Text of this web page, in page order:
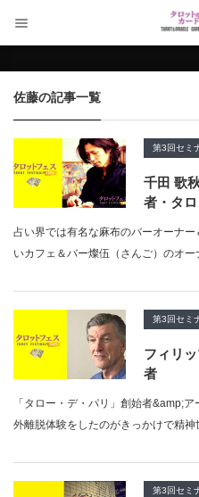
佐藤の記事一覧
第3回セミ
千田 歌
者・タ
占い界では有名な麻布のバーオーナ
いカフェ＆バー燦伍（さんご）のオ
第3回セミ
フィリ
者
「タロー・デ・パリ」創始者&amp;
外離脱体験をしたのがきっかけで精
第3回セミ